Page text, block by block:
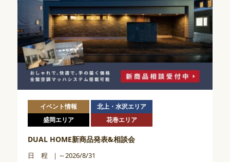
イベント情報
北上・水沢エリア
盛岡エリア
花巻エリア
DUAL HOME新商品発表&相談会
日 程
～2026/8/31